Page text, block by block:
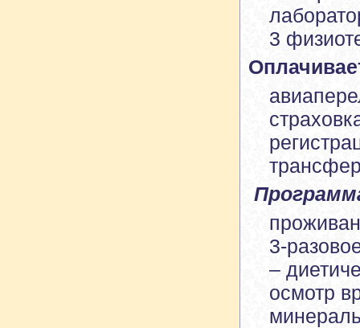
3
3-
–
осмотр